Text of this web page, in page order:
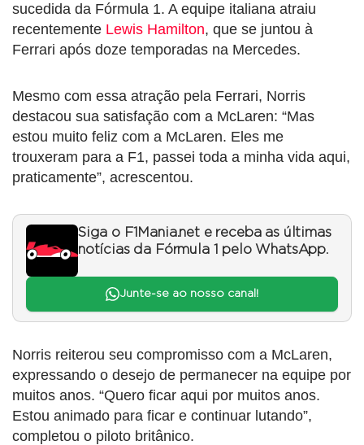
sucedida da Fórmula 1. A equipe italiana atraiu
recentemente Lewis Hamilton, que se juntou à
Ferrari após doze temporadas na Mercedes.
Mesmo com essa atração pela Ferrari, Norris
destacou sua satisfação com a McLaren: “Mas
estou muito feliz com a McLaren. Eles me
trouxeram para a F1, passei toda a minha vida aqui,
praticamente”, acrescentou.
Siga o F1Mania.net e receba as últimas
notícias da Fórmula 1 pelo WhatsApp.
Junte-se ao nosso canal!
Norris reiterou seu compromisso com a McLaren,
expressando o desejo de permanecer na equipe por
muitos anos. “Quero ficar aqui por muitos anos.
Estou animado para ficar e continuar lutando”,
completou o piloto britânico.